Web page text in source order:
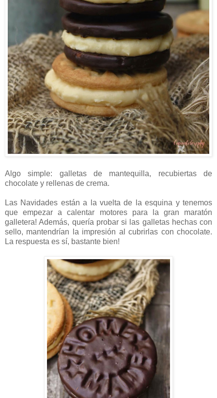
Algo simple: galletas de mantequilla, recubiertas de
chocolate y rellenas de crema.
Las Navidades están a la vuelta de la esquina y tenemos
que empezar a calentar motores para la gran maratón
galletera! Además, quería probar si las galletas hechas con
sello, mantendrían la impresión al cubrirlas con chocolate.
La respuesta es sí, bastante bien!